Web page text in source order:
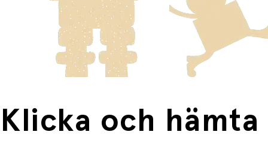
innebär en högre fraktkostnad.
Produkter som omfattas av detta är tydligt märkta, och
frakten för dessa varor visas i kassan.
Fri frakt när du handlar för mer än 1500:-
Klicka och hämta